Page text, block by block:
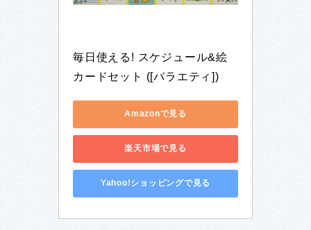
毎日使える! スケジュール&絵
カードセット ([バラエティ])
Amazonで見る
楽天市場で見る
Yahoo!ショッピングで見る